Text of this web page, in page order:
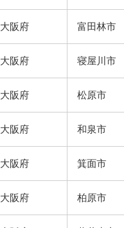
大阪府 富田林市
大阪府 寝屋川市
大阪府 松原市
大阪府 和泉市
大阪府 箕面市
大阪府 柏原市